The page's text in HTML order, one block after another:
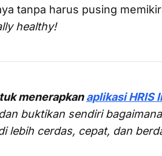
tanpa harus pusing
healthy!
menerapkanaplikasi HRIS
dan buktikan sendiri bagaimana
lebih cerdas, cepat, dan